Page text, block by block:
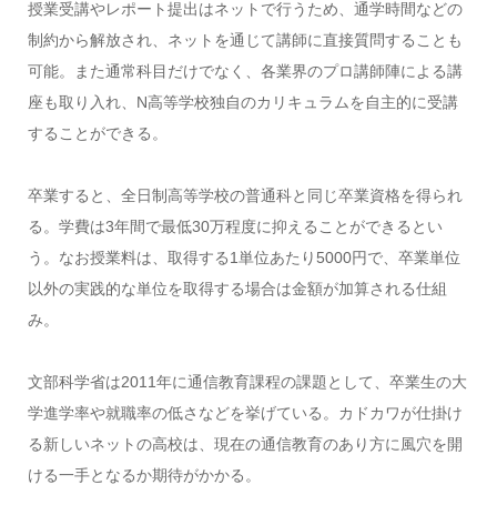
授業受講やレポート提出はネットで行うため、通学時間などの
制約から解放され、ネットを通じて講師に直接質問することも
可能。また通常科目だけでなく、各業界のプロ講師陣による講
座も取り入れ、N高等学校独自のカリキュラムを自主的に受講
することができる。
卒業すると、全日制高等学校の普通科と同じ卒業資格を得られ
る。学費は3年間で最低30万程度に抑えることができるとい
う。なお授業料は、取得する1単位あたり5000円で、卒業単位
以外の実践的な単位を取得する場合は金額が加算される仕組
み。
文部科学省は2011年に通信教育課程の課題として、卒業生の大
学進学率や就職率の低さなどを挙げている。カドカワが仕掛け
る新しいネットの高校は、現在の通信教育のあり方に風穴を開
ける一手となるか期待がかかる。